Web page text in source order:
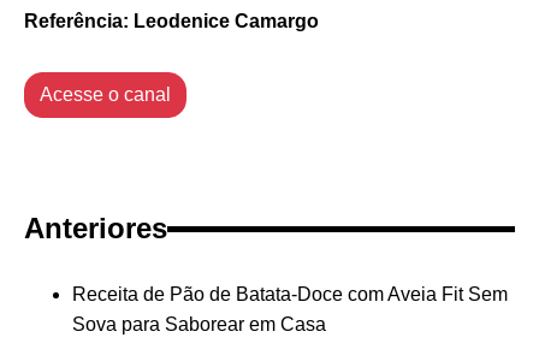
Referência: Leodenice Camargo
Acesse o canal
Anteriores
Receita de Pão de Batata-Doce com Aveia Fit Sem
Sova para Saborear em Casa